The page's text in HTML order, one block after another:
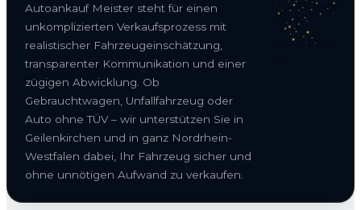
Autoankauf Meister steht für einen
unkomplizierten Verkaufsprozess mit
realistischer Fahrzeugeinschätzung,
transparenter Kommunikation und einer
zügigen Abwicklung. Ob
Gebrauchtwagen, Unfallfahrzeug oder
Auto ohne TÜV – wir unterstützen Sie in
Geilenkirchen und in ganz Nordrhein-
Westfalen dabei, Ihr Fahrzeug sicher und
ohne unnötigen Aufwand zu verkaufen.